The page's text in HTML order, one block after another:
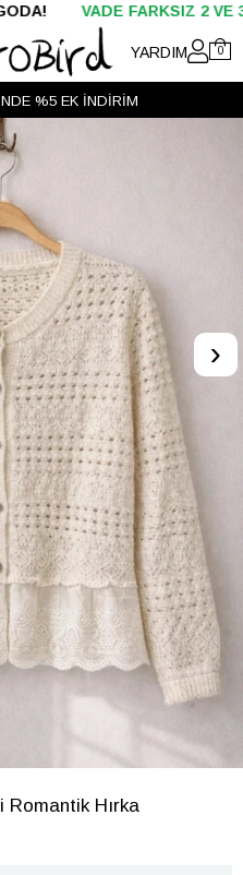
FARKSIZ 2 VE 3 TAKSİT
YARDIM 0
VE 3 TAKSİT
%5 EK İNDİRİM
›
Hırka